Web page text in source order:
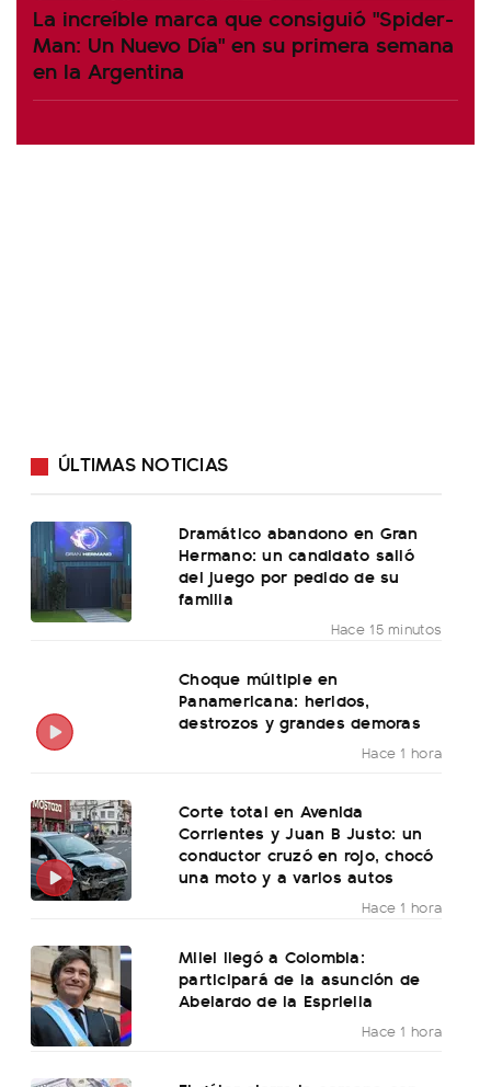
La increíble marca que consiguió "Spider-
Man: Un Nuevo Día" en su primera semana
en la Argentina
ÚLTIMAS NOTICIAS
Dramático abandono en Gran
Hermano: un candidato salió
del juego por pedido de su
familia
Hace 15 minutos
Choque múltiple en
Panamericana: heridos,
destrozos y grandes demoras
Hace 1 hora
Corte total en Avenida
Corrientes y Juan B Justo: un
conductor cruzó en rojo, chocó
una moto y a varios autos
Hace 1 hora
Milei llegó a Colombia:
participará de la asunción de
Abelardo de la Espriella
Hace 1 hora